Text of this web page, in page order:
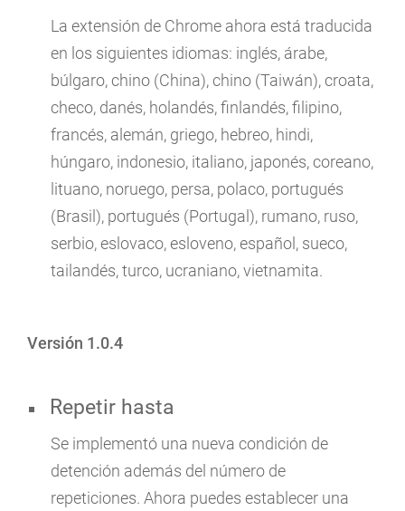
La extensión de Chrome ahora está traducida
en los siguientes idiomas: inglés, árabe,
búlgaro, chino (China), chino (Taiwán), croata,
checo, danés, holandés, finlandés, filipino,
francés, alemán, griego, hebreo, hindi,
húngaro, indonesio, italiano, japonés, coreano,
lituano, noruego, persa, polaco, portugués
(Brasil), portugués (Portugal), rumano, ruso,
serbio, eslovaco, esloveno, español, sueco,
tailandés, turco, ucraniano, vietnamita.
Versión 1.0.4
Repetir hasta
Se implementó una nueva condición de
detención además del número de
repeticiones. Ahora puedes establecer una